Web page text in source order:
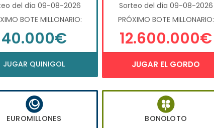
del día 09-08-2026
BOTE MILLONARIO:
40.000€
JUGAR QUINIGOL
Sorteo del día 09-08-2026
PRÓXIMO BOTE MILLONARIO:
12.600.000€
JUGAR EL GORDO
EUROMILLONES
BONOLOTO